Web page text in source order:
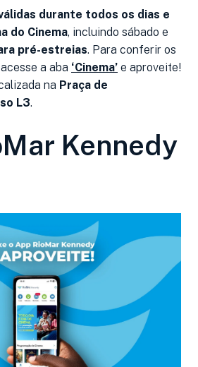
durante todos os dias e
do Cinema, incluindo sábado e
pré-estreias. Para conferir os
a aba ‘Cinema’ e aproveite!
na Praça de
L3.
Kennedy